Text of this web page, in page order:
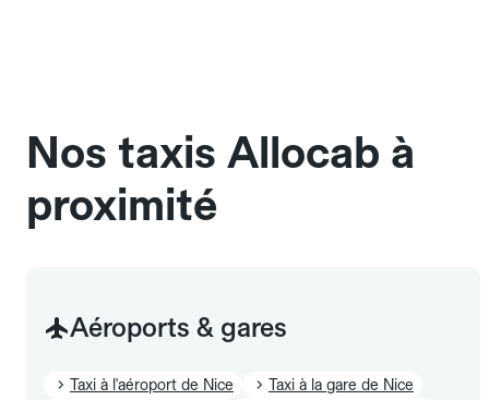
Nos taxis Allocab à
proximité
Aéroports & gares
Taxi à l'aéroport de Nice
Taxi à la gare de Nice